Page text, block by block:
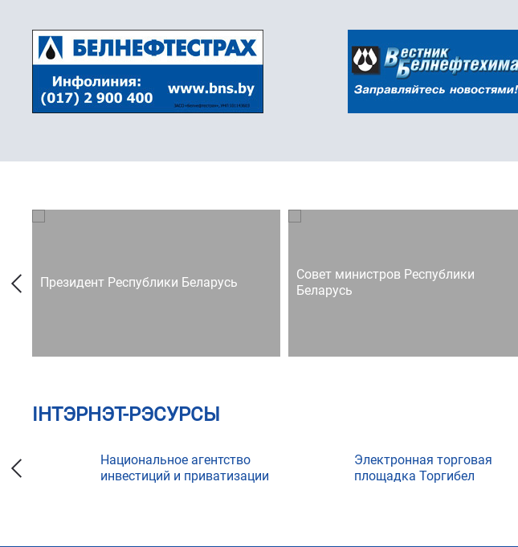
Президент Республики Беларусь
Совет министров Республики
Беларусь
ІНТЭРНЭТ-РЭСУРСЫ
Национальное агентство
инвестиций и приватизации
Электронная торговая
площадка Торгибел